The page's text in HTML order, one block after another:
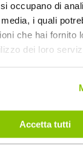
occupano di
i quali
che hai fornito
dei loro
Accetta tutti
del 10% per il